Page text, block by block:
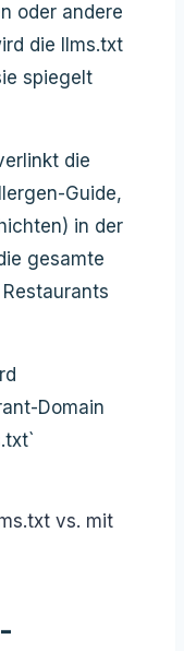
oder andere
die llms.txt
spiegelt
die
Guide,
in der
gesamte
Domain